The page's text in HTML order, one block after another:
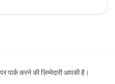
पार्क करने की ज़िम्मेदारी आपकी है।